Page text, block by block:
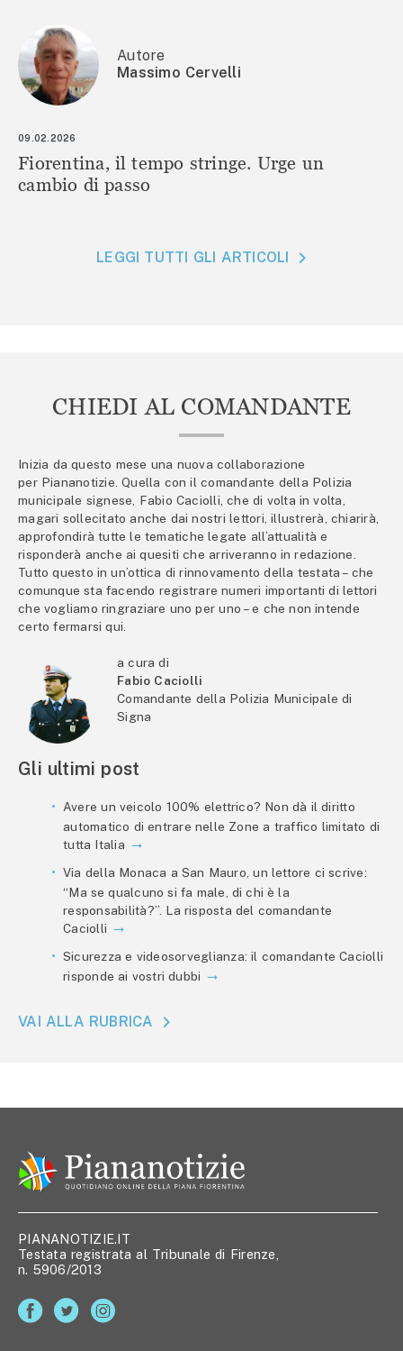
Autore
Massimo Cervelli
09.02.2026
Fiorentina, il tempo stringe. Urge un
cambio di passo
LEGGI TUTTI GLI ARTICOLI
CHIEDI AL COMANDANTE
Inizia da questo mese una nuova collaborazione
per Piananotizie. Quella con il comandante della Polizia
municipale signese, Fabio Caciolli, che di volta in volta,
magari sollecitato anche dai nostri lettori, illustrerà, chiarirà,
approfondirà tutte le tematiche legate all’attualità e
risponderà anche ai quesiti che arriveranno in redazione.
Tutto questo in un’ottica di rinnovamento della testata – che
comunque sta facendo registrare numeri importanti di lettori
che vogliamo ringraziare uno per uno – e che non intende
certo fermarsi qui.
a cura di
Fabio Caciolli
Comandante della Polizia Municipale di
Signa
Gli ultimi post
Avere un veicolo 100% elettrico? Non dà il diritto
automatico di entrare nelle Zone a traffico limitato di
tutta Italia
Via della Monaca a San Mauro, un lettore ci scrive:
“Ma se qualcuno si fa male, di chi è la
responsabilità?”. La risposta del comandante
Caciolli
Sicurezza e videosorveglianza: il comandante Caciolli
risponde ai vostri dubbi
VAI ALLA RUBRICA
PIANANOTIZIE.IT
Testata registrata al Tribunale di Firenze,
n. 5906/2013